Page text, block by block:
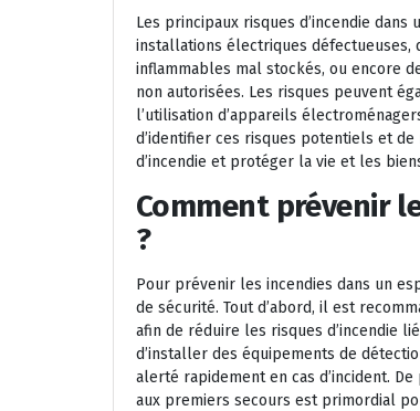
Les principaux risques d’incendie
installations électriques défectueuses,
inflammables mal stockés, ou encore
non autorisées. Les risques peuvent
l’utilisation d’appareils
d’identifier ces risques potentiels et
d’incendie et protéger la vie et les
Comment prévenir
?
Pour prévenir les incendies dans un
de sécurité. Tout d’abord, il est
afin de réduire les risques d’incendie
d’installer des équipements de
alerté rapidement en cas d’incident.
aux premiers secours est primordial